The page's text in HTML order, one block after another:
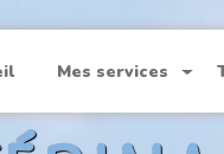
Mes services